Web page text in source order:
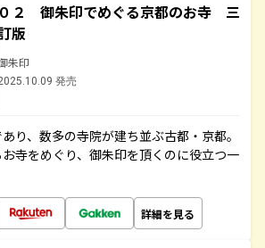
０２ 御朱印でめぐる京都のお寺 三
版
朱印
発売
り、数多の寺院が建ち並ぶ古都・京都。
寺をめぐり、御朱印を頂くのに役立つ一
詳細を見る